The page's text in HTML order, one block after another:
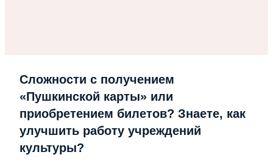
Сложности с получением
«Пушкинской карты» или
приобретением билетов? Знаете, как
улучшить работу учреждений
культуры?